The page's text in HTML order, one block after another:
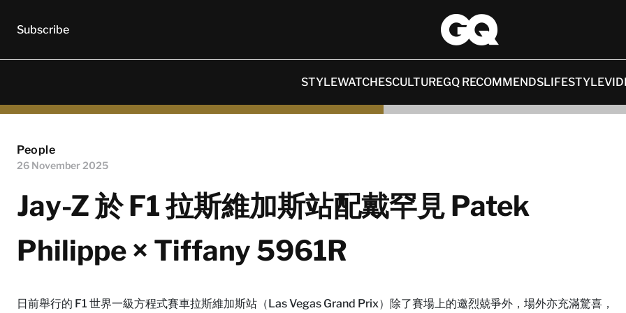
Subscribe
STYLEWATCHESCULTUREGQ RECOMMENDSLIFESTYLE
People
26 November 2025
Jay-Z 於 F1 拉斯維加斯站配戴罕見 Patek
Philippe × Tiffany 5961R
日前舉行的 F1 世界一級方程式賽車拉斯維加斯站（Las Vegas Grand Prix）除了賽場上的邀烈兢爭外，場外亦充滿驚喜，